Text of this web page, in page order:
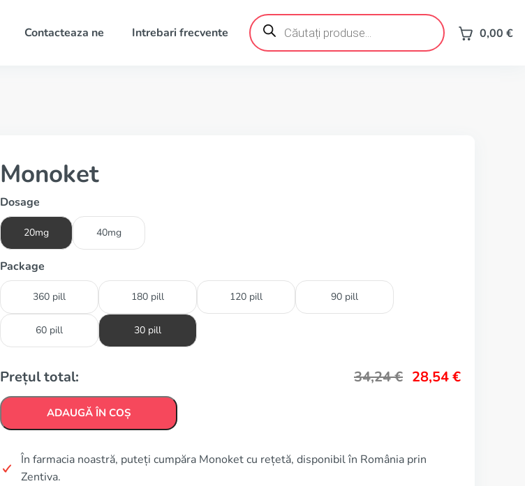
Contacteaza ne Intrebari frecvente
Products
search 0,00 €
Monoket
Dosage
20mg 40mg
Package
360 pill 180 pill 120 pill 90 pill
60 pill 30 pill
Prețul total: 34,24€ 28,54€
ADAUGĂ ÎN COȘ
În farmacia noastră, puteți cumpăra Monoket cu rețetă, disponibil în România prin
Zentiva.